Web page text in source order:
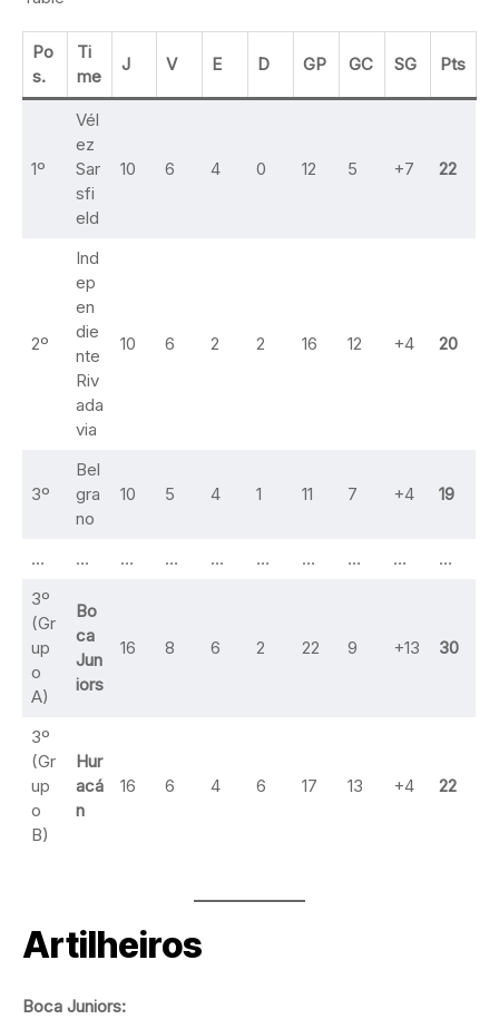
Po
s.
Ti
me
J V E D GP GC SG Pts
1º
Vél
ez
Sar
sfi
eld
10 6 4 0 12 5 +7 22
2º
Ind
ep
en
die
nte
Riv
ada
via
10 6 2 2 16 12 +4 20
3º
Bel
gra
no
10 5 4 1 11 7 +4 19
… … … … … … … … …
…
3º
(Gr
up
o
A)
Bo
ca
Jun
iors
16 8 6 2 22 9 +13 30
3º
(Gr
up
o
B)
Hur
acá
n
16 6 4 6 17 13 +4 22
Artilheiros
Boca Juniors: